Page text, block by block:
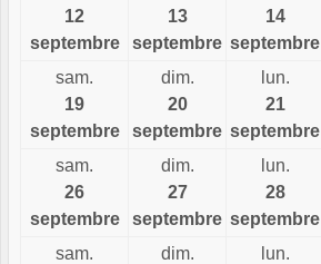
12
septembre
13
septembre
14
septembre
sam.
19
septembre
dim.
20
septembre
lun.
21
septembre
sam.
26
septembre
dim.
27
septembre
lun.
28
septembre
sam.
dim.
lun.